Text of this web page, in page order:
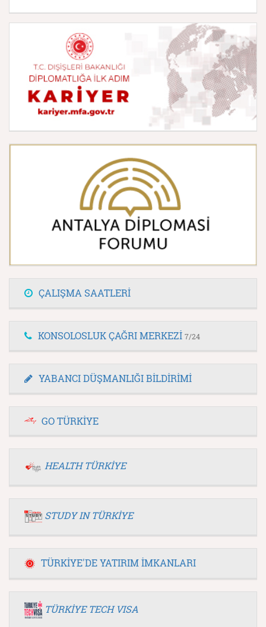
ÇALIŞMA SAATLERİ
KONSOLOSLUK ÇAĞRI MERKEZİ 7/24
YABANCI DÜŞMANLIĞI BİLDİRİMİ
GO TÜRKİYE
HEALTH TÜRKİYE
STUDY IN TÜRKİYE
TÜRKİYE'DE YATIRIM İMKANLARI
TÜRKİYE TECH VISA